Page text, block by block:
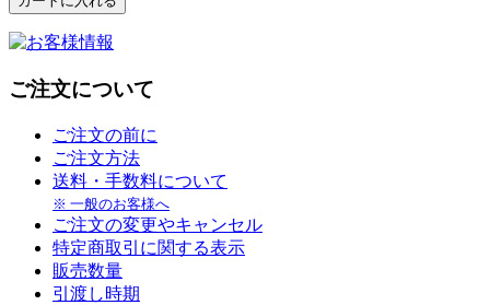
ご注文について
ご注文の前に
ご注文方法
送料・手数料について
※ 一般のお客様へ
ご注文の変更やキャンセル
特定商取引に関する表示
販売数量
引渡し時期